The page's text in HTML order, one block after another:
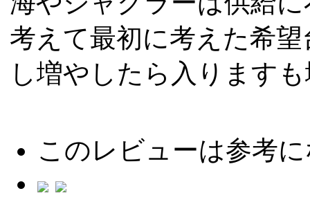
考えて最初に考えた希
し増やしたら入ります
このレビューは参考